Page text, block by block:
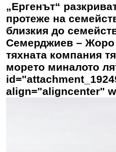
„Ергенът“
протеже на
близкия до
Семерджиев –
тяхната компания
морето миналото
align="aligncenter"